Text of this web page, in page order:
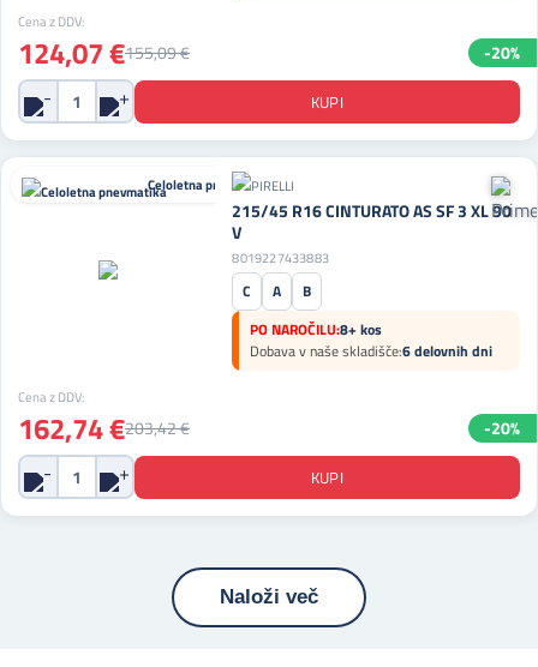
Cena z DDV:
124,07 €155,09 € -20%
Celoletna pnevmatika
215/45 R16 CINTURATO AS SF 3 XL 90
V
8019227433883
C A
B
PO NAROČILU:8+ kos
Dobava v naše skladišče:6 delovnih dni
Cena z DDV:
162,74 €203,42 € -20%
Naloži več